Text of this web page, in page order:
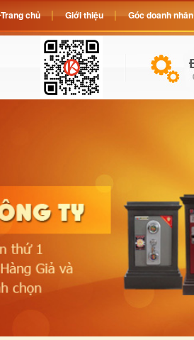
Trang chủ Giới thiệu Góc doanh nhân